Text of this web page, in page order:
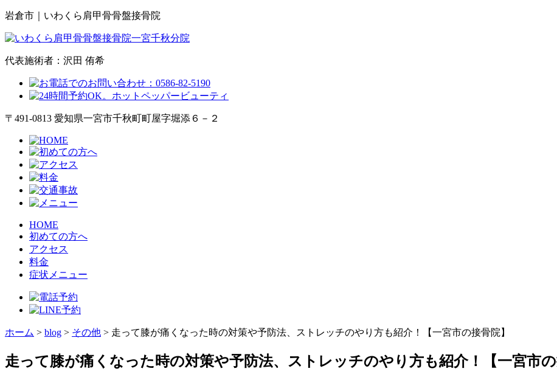
岩倉市｜いわくら肩甲骨骨盤接骨院
代表施術者：沢田 侑希
〒491-0813 愛知県一宮市千秋町町屋字堀添６－２
HOME
初めての方へ
アクセス
料金
症状メニュー
ホーム > blog > その他 > 走って膝が痛くなった時の対策や予防法、ストレッチのやり方も紹介！【一宮市の接骨院】
走って膝が痛くなった時の対策や予防法、ストレッチのやり方も紹介！【一宮市の